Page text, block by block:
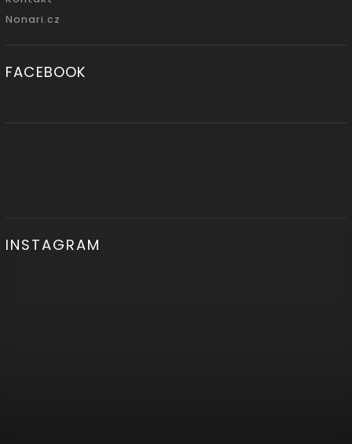
Nonari.cz
FACEBOOK
INSTAGRAM